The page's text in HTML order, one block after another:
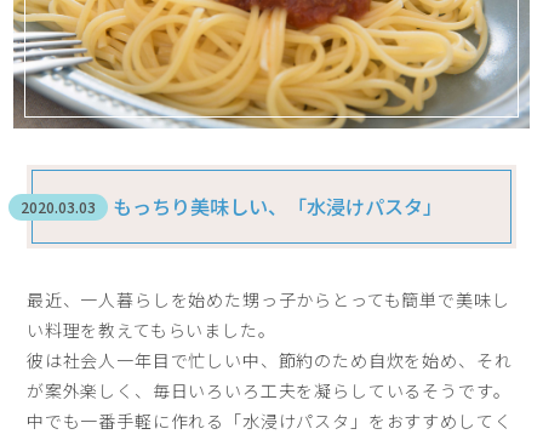
もっちり美味しい、「水浸けパスタ」
2020.03.03
最近、一人暮らしを始めた甥っ子からとっても簡単で美味し
い料理を教えてもらいました。
彼は社会人一年目で忙しい中、節約のため自炊を始め、それ
が案外楽しく、毎日いろいろ工夫を凝らしているそうです。
中でも一番手軽に作れる「水浸けパスタ」をおすすめしてく